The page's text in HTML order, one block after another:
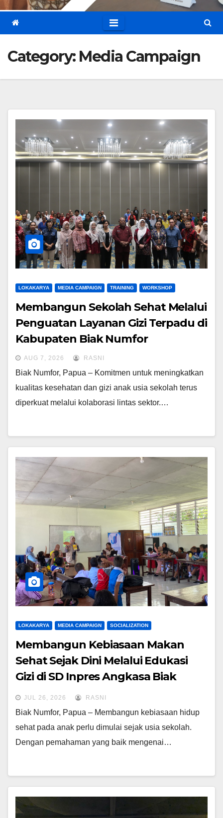
Category: Media Campaign
LOKAKARYA MEDIA CAMPAIGN TRAINING WORKSHOP
Membangun Sekolah Sehat Melalui
Penguatan Layanan Gizi Terpadu di
Kabupaten Biak Numfor
AUG 7, 2026 RASNI
Biak Numfor, Papua – Komitmen untuk meningkatkan
kualitas kesehatan dan gizi anak usia sekolah terus
diperkuat melalui kolaborasi lintas sektor.…
LOKAKARYA MEDIA CAMPAIGN SOCIALIZATION
Membangun Kebiasaan Makan
Sehat Sejak Dini Melalui Edukasi
Gizi di SD Inpres Angkasa Biak
Numfor
JUL 26, 2026 RASNI
Biak Numfor, Papua – Membangun kebiasaan hidup
sehat pada anak perlu dimulai sejak usia sekolah.
Dengan pemahaman yang baik mengenai…